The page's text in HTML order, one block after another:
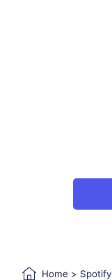
Home > Spotify